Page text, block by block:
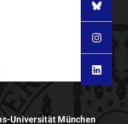
Universität München